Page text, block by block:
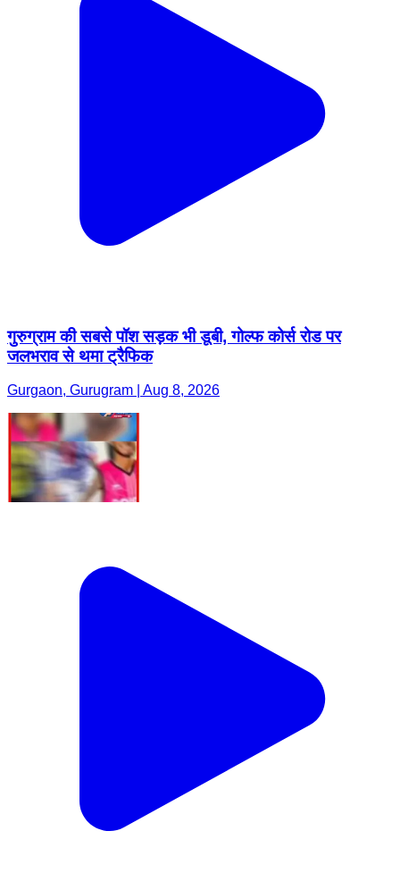
गुरुग्राम की सबसे पॉश सड़क भी डूबी, गोल्फ कोर्स रोड पर
जलभराव से थमा ट्रैफिक
Gurgaon, Gurugram | Aug 8, 2026